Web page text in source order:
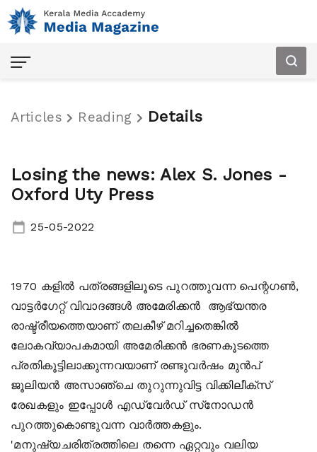
Articles
Audio
Magazine
About
Us
Articles Reading Details
Losing the news: Alex S. Jones -
Oxford Uty Press
25-05-2022
1970 കളില്‍ പത്രങ്ങളിലൂടെ പുറത്തുവന്ന പെന്റഗണ്‍,
വാട്ടര്‍ഗേറ്റ് വിവാദങ്ങള്‍ അമേരിക്കന്‍ ആഭ്യന്തര
രാഷ്ട്രീയത്തെയാണ് തലകീഴ് മറിച്ചതെങ്കില്‍
ലോകവ്യാപകമായി അമേരിക്കന്‍ ഭരണകൂടത്തെ
പ്രതികൂട്ടിലാക്കുന്നവയാണ് രണ്ടുവര്‍ഷം മുന്‍പ്
ജൂലിയന്‍ അസാഞ്ചെ തുറുന്നുവിട്ട വിക്കിലീക്‌സ്
രേഖകളും ഇപ്പോള്‍ എഡ്വേര്‍ഡ് സ്‌നോഡന്‍
പുറത്തുകൊണ്ടുവന്ന വാര്‍ത്തകളും.
'മനുഷ്യചരിത്രത്തിലെ തന്നെ ഏറ്റവും വലിയ